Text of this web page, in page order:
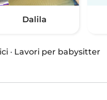
Dalila
· Lavori per babysitter